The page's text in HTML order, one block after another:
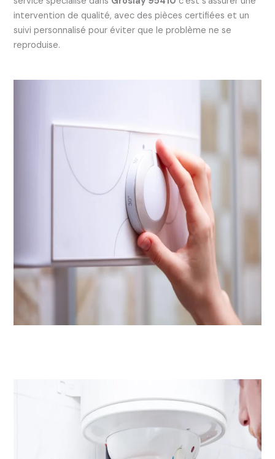
intervention de qualité, avec des pièces certifiées et un
suivi personnalisé pour éviter que le problème ne se
reproduise.